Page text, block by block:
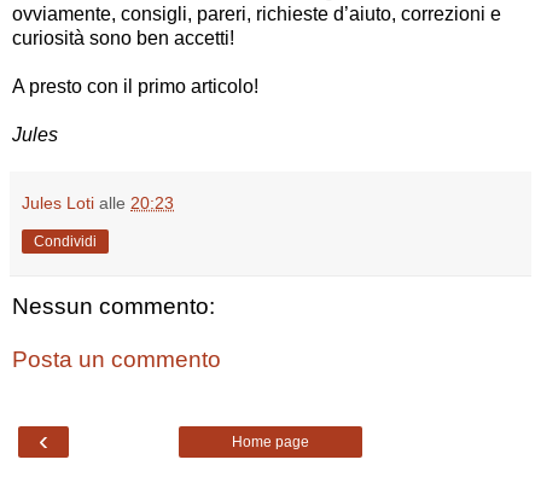
ovviamente, consigli, pareri, richieste d’aiuto, correzioni e
curiosità sono ben accetti!
A presto con il primo articolo!
Jules
Jules Loti alle 20:23
Condividi
Nessun commento:
Posta un commento
‹ Home page